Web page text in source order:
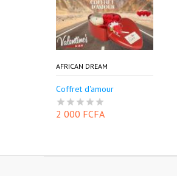
AFRICAN DREAM
Coffret d'amour
2 000 FCFA